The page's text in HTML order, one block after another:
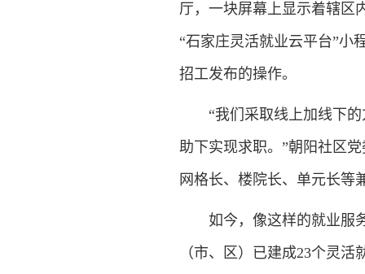
厅，一块屏幕上显示着辖区
“石家庄灵活就业云平台”小
招工发布的操作。
“我们采取线上加线下
助下实现求职。”朝阳社区
网格长、楼院长、单元长等
如今，像这样的就业服
（市、区）已建成23个灵